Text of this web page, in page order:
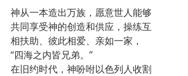
神从一本造出万族，愿意世人能够
共同享受神的创造和供应，操练互
相扶助、彼此相爱、亲如一家，
“四海之内皆兄弟。”
在旧约时代，神吩咐以色列人收割